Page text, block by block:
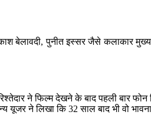
बेलावदी, पुनीत इस्सर जैसे कलाकार
ने फिल्म देखने के बाद पहली
ने लिखा कि 32 साल बाद भी वो